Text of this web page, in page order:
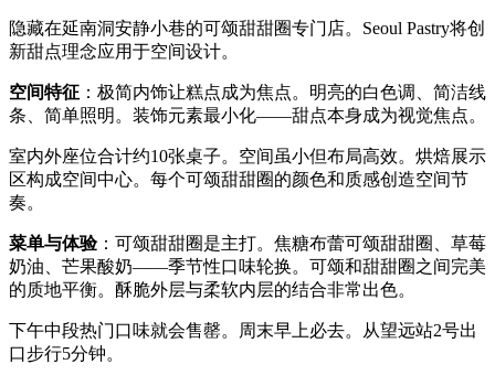
隐藏在延南洞安静小巷的可颂甜甜圈专门店。Seoul Pastry将创
新甜点理念应用于空间设计。
空间特征 ：极简内饰让糕点成为焦点。明亮的白色调、简洁线
条、简单照明。装饰元素最小化——甜点本身成为视觉焦点。
室内外座位合计约10张桌子。空间虽小但布局高效。烘焙展示
区构成空间中心。每个可颂甜甜圈的颜色和质感创造空间节
奏。
菜单与体验：可颂甜甜圈是主打。焦糖布蕾可颂甜甜圈、草莓
奶油、芒果酸奶——季节性口味轮换。可颂和甜甜圈之间完美
的质地平衡。酥脆外层与柔软内层的结合非常出色。
下午中段热门口味就会售罄。周末早上必去。从望远站2号出
口步行5分钟。